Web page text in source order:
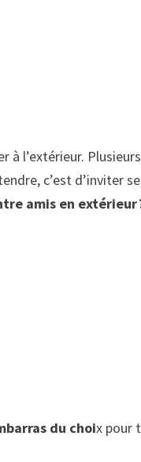
à l’extérieur.
c’est d’inviter
amis en extérieur
du choix pour